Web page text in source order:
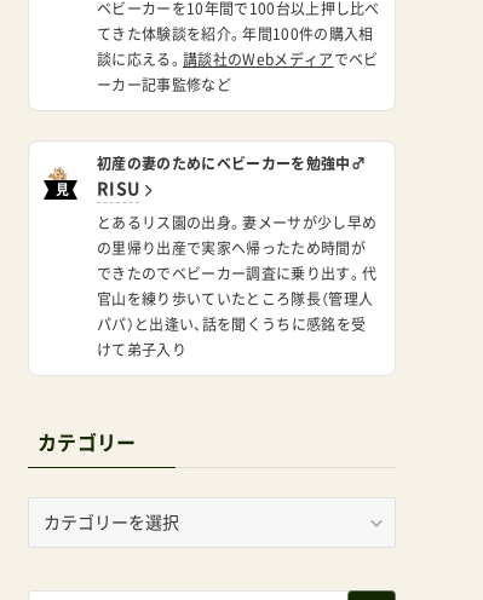
ベビーカーを10年間で100台以上押し比べ
てきた体験談を紹介。年間100件の購入相
談に応える。講談社のWebメディア でベビ
ーカー記事監修など
見
初産の妻のためにベビーカーを勉強中♂
RISU
とあるリス園の出身。妻メーサが少し早め
の里帰り出産で実家へ帰ったため時間が
できたのでベビーカー調査に乗り出す。代
官山を練り歩いていたところ隊長（管理人
パパ）と出逢い、話を聞くうちに感銘を受
けて弟子入り
カテゴリー
リ